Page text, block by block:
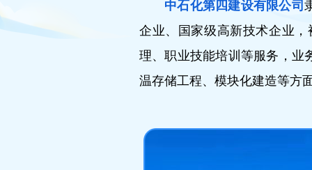
中石化第四建设有限公司
企业、国家级高新技术企业
理、职业技能培训等服务，业
温存储工程、模块化建造等方